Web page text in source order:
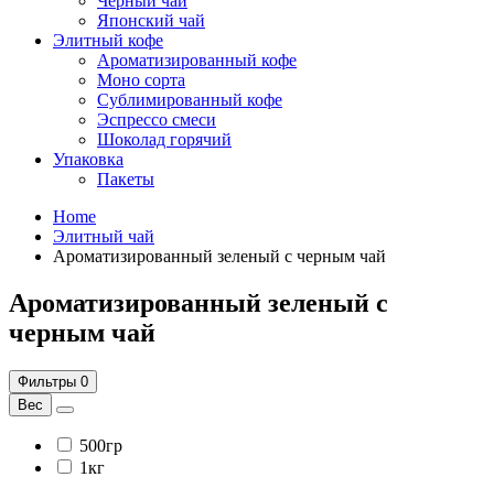
Японский чай
Элитный кофе
Ароматизированный кофе
Моно сорта
Сублимированный кофе
Эспрессо смеси
Шоколад горячий
Упаковка
Пакеты
Home
Элитный чай
Ароматизированный зеленый с черным чай
Ароматизированный зеленый с
черным чай
Фильтры 0
Вес
500гр
1кг